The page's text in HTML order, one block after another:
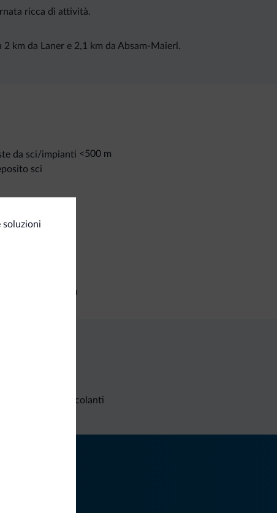
ricca di attività.
km da Laner e 2,1 km da Absam-Maierl.
da sci/impianti <500 m
sci
trekking
di sicurezza
soluzioni
Richieste non vincolanti